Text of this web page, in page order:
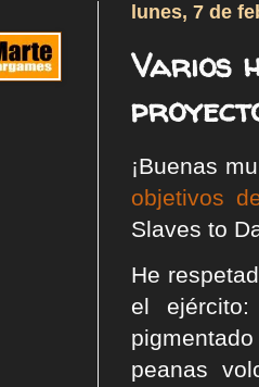
lunes, 7 de
Varios
¡Buenas
objetivos
Slaves to
He
el
peanas